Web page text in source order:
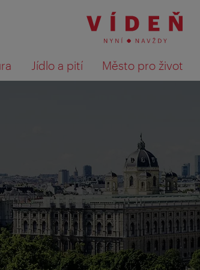
Jídlo a pití Město pro život